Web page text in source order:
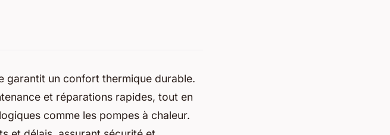
garantit un confort thermique durable.
et réparations rapides, tout en
comme les pompes à chaleur.